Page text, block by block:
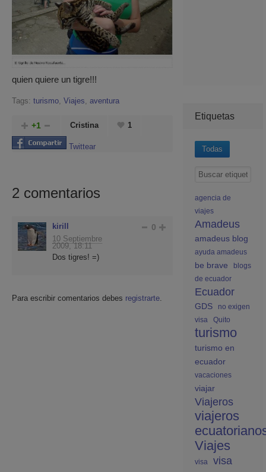
quien quiere un tigre!!!
Tags: turismo, Viajes, aventura
+1 Cristina 1
Twittear
2 comentarios
kirill
10 Septiembre
2009, 18:11
0
Dos tigres! =)
Para escribir comentarios debes registrarte.
Etiquetas
Todas
agencia de
viajes
Amadeus
amadeus blog
ayuda amadeus
be brave
blogs
de ecuador
Ecuador
GDS
no exigen
visa
Quito
turismo
turismo en
ecuador
vacaciones
viajar
Viajeros
viajeros
Viajes
visa
visa